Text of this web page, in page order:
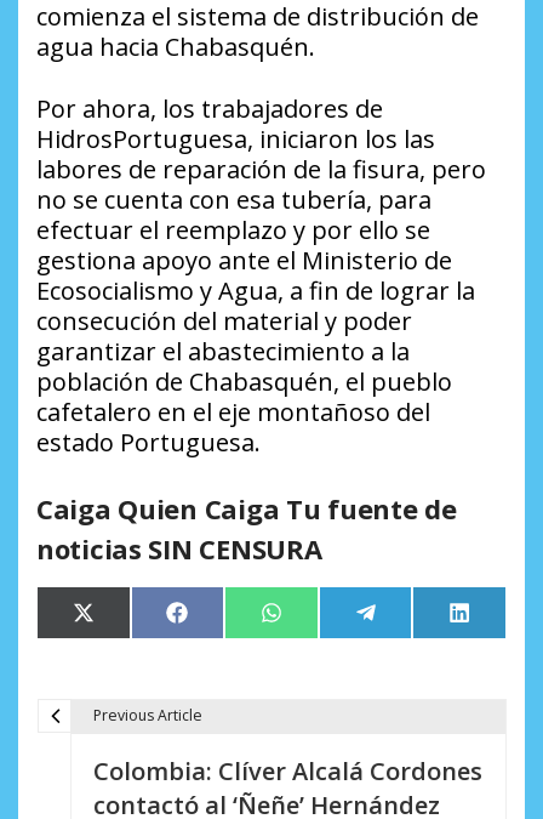
comienza el sistema de distribución de
agua hacia Chabasquén.
Por ahora, los trabajadores de
HidrosPortuguesa, iniciaron los las
labores de reparación de la fisura, pero
no se cuenta con esa tubería, para
efectuar el reemplazo y por ello se
gestiona apoyo ante el Ministerio de
Ecosocialismo y Agua, a fin de lograr la
consecución del material y poder
garantizar el abastecimiento a la
población de Chabasquén, el pueblo
cafetalero en el eje montañoso del
estado Portuguesa.
Caiga Quien Caiga Tu fuente de
noticias SIN CENSURA
Compartir
en
X
(Twitter)
Compartir
en
Facebook Compartir
en
WhatsApp Compartir
en
Telegram
en
LinkedIn
Previous Article
Colombia: Clíver Alcalá Cordones
contactó al ‘Ñeñe’ Hernández